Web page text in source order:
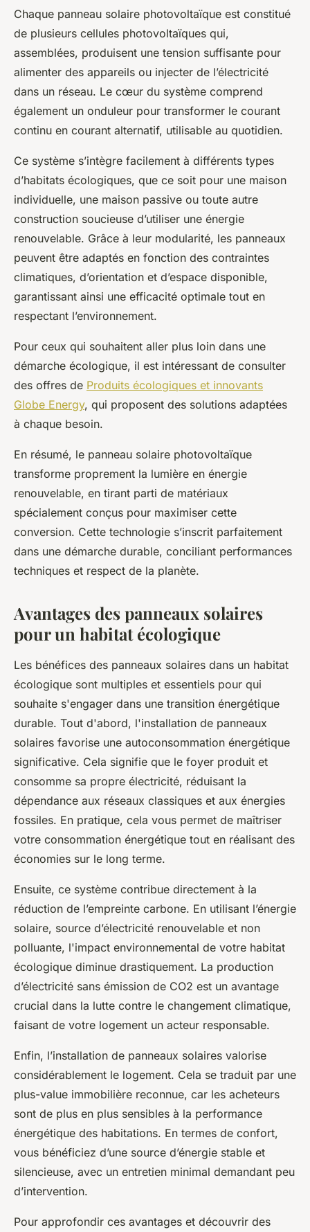
Chaque panneau solaire photovoltaïque est constitué
de plusieurs cellules photovoltaïques qui,
assemblées, produisent une tension suffisante pour
alimenter des appareils ou injecter de l’électricité
dans un réseau. Le cœur du système comprend
également un onduleur pour transformer le courant
continu en courant alternatif, utilisable au quotidien.
Ce système s’intègre facilement à différents types
d’habitats écologiques, que ce soit pour une maison
individuelle, une maison passive ou toute autre
construction soucieuse d’utiliser une énergie
renouvelable. Grâce à leur modularité, les panneaux
peuvent être adaptés en fonction des contraintes
climatiques, d’orientation et d’espace disponible,
garantissant ainsi une efficacité optimale tout en
respectant l’environnement.
Pour ceux qui souhaitent aller plus loin dans une
démarche écologique, il est intéressant de consulter
des offres de Produits écologiques et innovants
Globe Energy, qui proposent des solutions adaptées
à chaque besoin.
En résumé, le panneau solaire photovoltaïque
transforme proprement la lumière en énergie
renouvelable, en tirant parti de matériaux
spécialement conçus pour maximiser cette
conversion. Cette technologie s’inscrit parfaitement
dans une démarche durable, conciliant performances
techniques et respect de la planète.
Avantages des panneaux solaires
pour un habitat écologique
Les bénéfices des panneaux solaires dans un habitat
écologique sont multiples et essentiels pour qui
souhaite s'engager dans une transition énergétique
durable. Tout d'abord, l'installation de panneaux
solaires favorise une autoconsommation énergétique
significative. Cela signifie que le foyer produit et
consomme sa propre électricité, réduisant la
dépendance aux réseaux classiques et aux énergies
fossiles. En pratique, cela vous permet de maîtriser
votre consommation énergétique tout en réalisant des
économies sur le long terme.
Ensuite, ce système contribue directement à la
réduction de l’empreinte carbone. En utilisant l’énergie
solaire, source d’électricité renouvelable et non
polluante, l'impact environnemental de votre habitat
écologique diminue drastiquement. La production
d’électricité sans émission de CO2 est un avantage
crucial dans la lutte contre le changement climatique,
faisant de votre logement un acteur responsable.
Enfin, l’installation de panneaux solaires valorise
considérablement le logement. Cela se traduit par une
plus-value immobilière reconnue, car les acheteurs
sont de plus en plus sensibles à la performance
énergétique des habitations. En termes de confort,
vous bénéficiez d’une source d’énergie stable et
silencieuse, avec un entretien minimal demandant peu
d’intervention.
Pour approfondir ces avantages et découvrir des